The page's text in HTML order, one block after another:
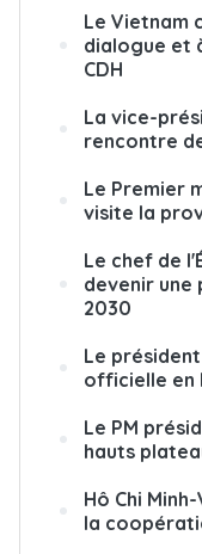
Le Vietnam
dialogue et
CDH
La vice-
rencontre
Le Premier
visite la
Le chef de
devenir une
2030
Le
officielle en
Le PM
hauts
Hô Chi
la